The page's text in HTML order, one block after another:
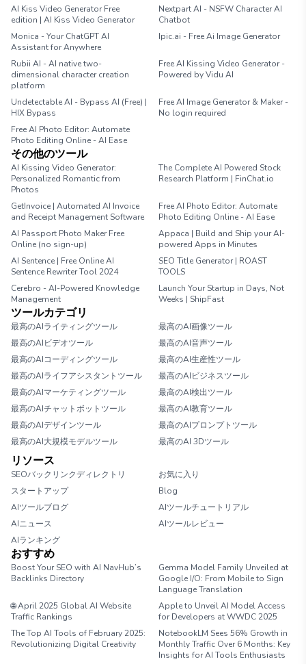
AI Kiss Video Generator Free
edition | AI Kiss Video Generator
Nextpart AI - NSFW Character AI
Chatbot
Monica - Your ChatGPT AI
Assistant for Anywhere
Ipic.ai - Free Ai Image Generator
Rubii AI - AI native two-
dimensional character creation
platform
Free AI Kissing Video Generator -
Powered by Vidu AI
Undetectable AI - Bypass AI (Free) |
HIX Bypass
Free AI Image Generator & Maker -
No login required
Free AI Photo Editor: Automate
Photo Editing Online - AI Ease
その他のツール
AI Kissing Video Generator:
Personalized Romantic from
Photos
The Complete AI Powered Stock
Research Platform | FinChat.io
GetInvoice | Automated AI Invoice
and Receipt Management Software
Free AI Photo Editor: Automate
Photo Editing Online - AI Ease
AI Passport Photo Maker Free
Online (no sign-up)
Appaca | Build and Ship your AI-
powered Apps in Minutes
AI Sentence | Free Online AI
Sentence Rewriter Tool 2024
SEO Title Generator | ROAST
TOOLS
Cerebro - AI-Powered Knowledge
Management
Launch Your Startup in Days, Not
Weeks | ShipFast
ツールカテゴリ
最高のAIライティングツール
最高のAI画像ツール
最高のAIビデオツール
最高のAI音声ツール
最高のAIコーディングツール
最高のAI生産性ツール
最高のAIライフアシスタントツール
最高のAIビジネスツール
最高のAIマーケティングツール
最高のAI検出ツール
最高のAIチャットボットツール
最高のAI教育ツール
最高のAIデザインツール
最高のAIプロンプトツール
最高のAI大規模モデルツール
最高のAI 3Dツール
リソース
SEOバックリンクディレクトリ
お気に入り
スタートアップ
Blog
AIツールブログ
AIツールチュートリアル
AIニュース
AIツールレビュー
AIランキング
おすすめ
Boost Your SEO with AI NavHub’s
Backlinks Directory
Gemma Model Family Unveiled at
Google I/O: From Mobile to Sign
Language Translation
🌐 April 2025 Global AI Website
Traffic Rankings
Apple to Unveil AI Model Access
for Developers at WWDC 2025
The Top AI Tools of February 2025:
Revolutionizing Digital Creativity
NotebookLM Sees 56% Growth in
Monthly Traffic Over 6 Months: Key
Insights for AI Tools Enthusiasts